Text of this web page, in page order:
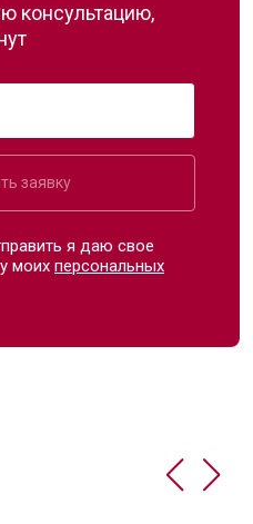
консультацию,
заявку
я даю свое
моихперсональных